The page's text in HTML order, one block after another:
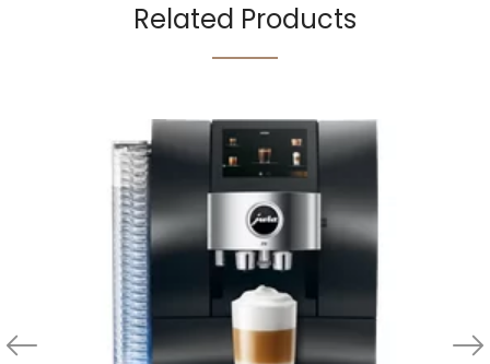
Related Products